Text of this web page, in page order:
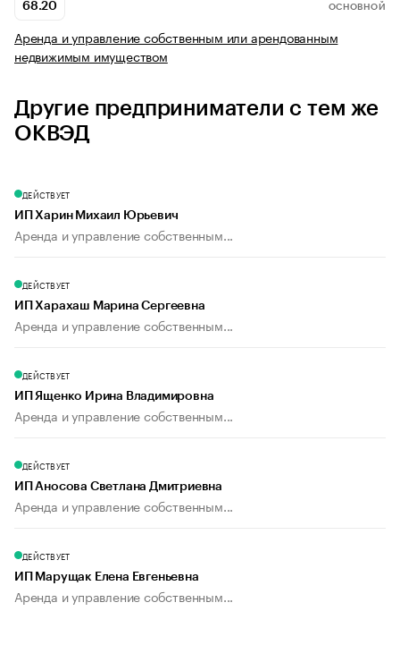
68.20 ОСНОВНОЙ
Аренда и управление собственным или арендованным
недвижимым имуществом
Другие предприниматели с тем же
ОКВЭД
ДЕЙСТВУЕТ
ИП Харин Михаил Юрьевич
Аренда и управление собственным...
ДЕЙСТВУЕТ
ИП Харахаш Марина Сергеевна
Аренда и управление собственным...
ДЕЙСТВУЕТ
ИП Ященко Ирина Владимировна
Аренда и управление собственным...
ДЕЙСТВУЕТ
ИП Аносова Светлана Дмитриевна
Аренда и управление собственным...
ДЕЙСТВУЕТ
ИП Марущак Елена Евгеньевна
Аренда и управление собственным...